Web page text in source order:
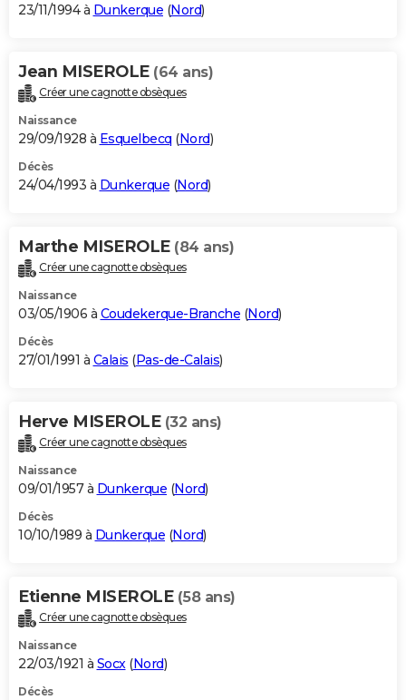
23/11/1994 à Dunkerque (Nord)
Jean MISEROLE (64 ans)
Créer une cagnotte obsèques
Naissance
29/09/1928 à Esquelbecq (Nord)
Décès
24/04/1993 à Dunkerque (Nord)
Marthe MISEROLE (84 ans)
Créer une cagnotte obsèques
Naissance
03/05/1906 à Coudekerque-Branche (Nord)
Décès
27/01/1991 à Calais (Pas-de-Calais)
Herve MISEROLE (32 ans)
Créer une cagnotte obsèques
Naissance
09/01/1957 à Dunkerque (Nord)
Décès
10/10/1989 à Dunkerque (Nord)
Etienne MISEROLE (58 ans)
Créer une cagnotte obsèques
Naissance
22/03/1921 à Socx(Nord)
Décès